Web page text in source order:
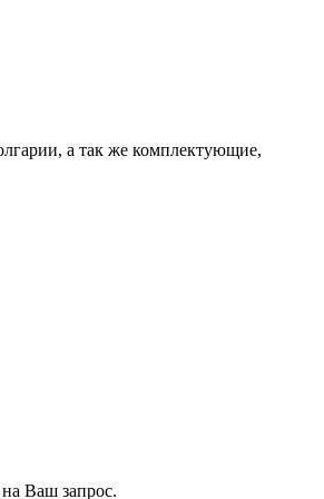
а так же комплектующие,
Ваш запрос.